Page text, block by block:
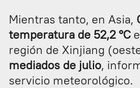
Mientras tanto, en Asia,
temperatura de 52,2 °C
región de Xinjiang
mediados de julio,
servicio meteorológico.